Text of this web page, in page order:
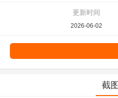
更新时间
2026-06-02
截图